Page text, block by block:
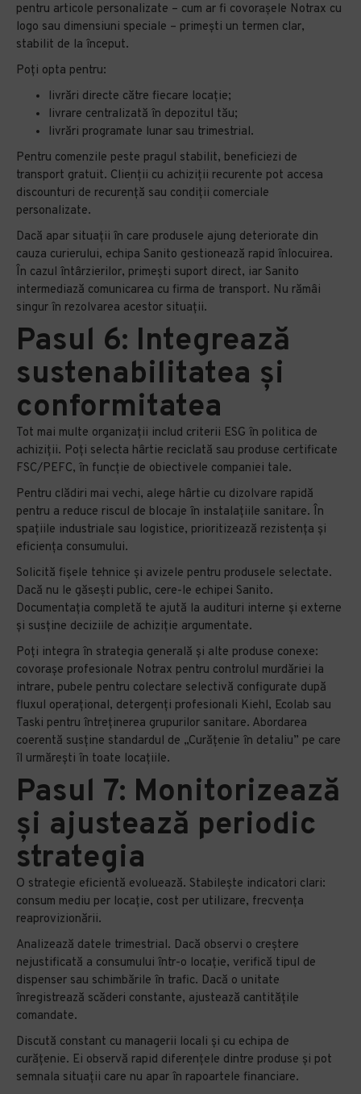
pentru articole personalizate – cum ar fi covorașele Notrax cu
logo sau dimensiuni speciale – primești un termen clar,
stabilit de la început.
Poți opta pentru:
livrări directe către fiecare locație;
livrare centralizată în depozitul tău;
livrări programate lunar sau trimestrial.
Pentru comenzile peste pragul stabilit, beneficiezi de
transport gratuit. Clienții cu achiziții recurente pot accesa
discounturi de recurență sau condiții comerciale
personalizate.
Dacă apar situații în care produsele ajung deteriorate din
cauza curierului, echipa Sanito gestionează rapid înlocuirea.
În cazul întârzierilor, primești suport direct, iar Sanito
intermediază comunicarea cu firma de transport. Nu rămâi
singur în rezolvarea acestor situații.
Pasul 6: Integrează
sustenabilitatea și
conformitatea
Tot mai multe organizații includ criterii ESG în politica de
achiziții. Poți selecta hârtie reciclată sau produse certificate
FSC/PEFC, în funcție de obiectivele companiei tale.
Pentru clădiri mai vechi, alege hârtie cu dizolvare rapidă
pentru a reduce riscul de blocaje în instalațiile sanitare. În
spațiile industriale sau logistice, prioritizează rezistența și
eficiența consumului.
Solicită fișele tehnice și avizele pentru produsele selectate.
Dacă nu le găsești public, cere-le echipei Sanito.
Documentația completă te ajută la audituri interne și externe
și susține deciziile de achiziție argumentate.
Poți integra în strategia generală și alte produse conexe:
covorașe profesionale Notrax pentru controlul murdăriei la
intrare, pubele pentru colectare selectivă configurate după
fluxul operațional, detergenți profesionali Kiehl, Ecolab sau
Taski pentru întreținerea grupurilor sanitare. Abordarea
coerentă susține standardul de „Curățenie în detaliu” pe care
îl urmărești în toate locațiile.
Pasul 7: Monitorizează
și ajustează periodic
strategia
O strategie eficientă evoluează. Stabilește indicatori clari:
consum mediu per locație, cost per utilizare, frecvența
reaprovizionării.
Analizează datele trimestrial. Dacă observi o creștere
nejustificată a consumului într-o locație, verifică tipul de
dispenser sau schimbările în trafic. Dacă o unitate
înregistrează scăderi constante, ajustează cantitățile
comandate.
Discută constant cu managerii locali și cu echipa de
curățenie. Ei observă rapid diferențele dintre produse și pot
semnala situații care nu apar în rapoartele financiare.